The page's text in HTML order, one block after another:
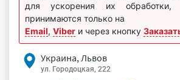
для ускорения их обработки,
принимаются только на
Email, Viber и через кнопку
Украина, Львов
ул. Городоцкая, 222